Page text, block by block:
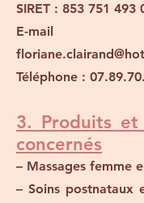
SIRET : 853 751 493
E-
Téléphone :
3. Produits et
concernés
– Massages femme
– Soins postnataux